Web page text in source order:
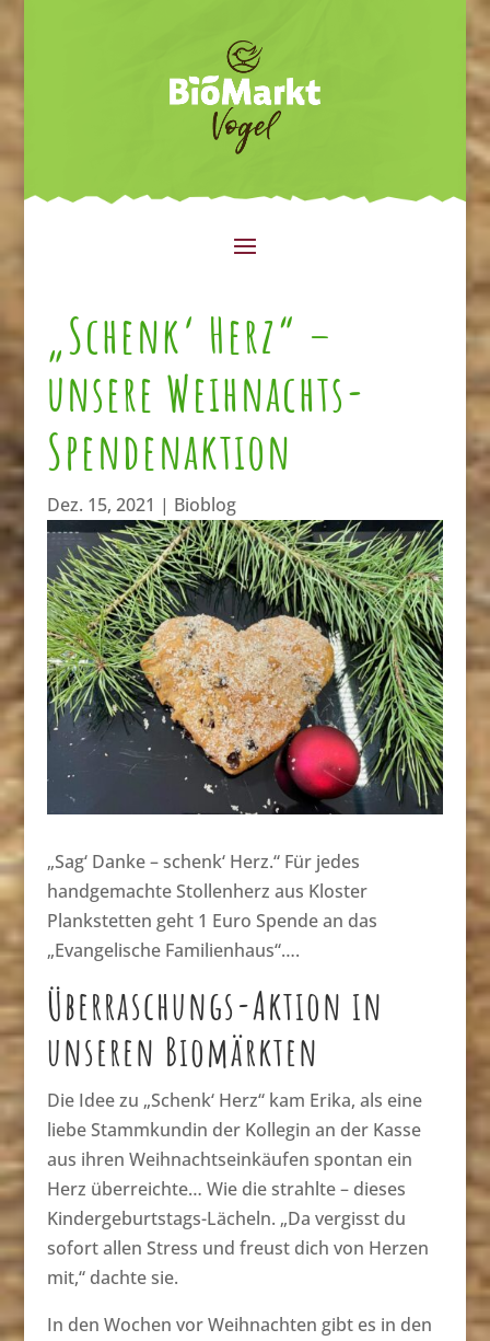
„Schenk‘ Herz“ –
unsere Weihnachts-
Spendenaktion
Dez. 15, 2021 | Bioblog
„Sag‘ Danke – schenk‘ Herz.“ Für jedes
handgemachte Stollenherz aus Kloster
Plankstetten geht 1 Euro Spende an das
„Evangelische Familienhaus“….
Überraschungs-Aktion in
unseren Biomärkten
Die Idee zu „Schenk‘ Herz“ kam Erika, als eine
liebe Stammkundin der Kollegin an der Kasse
aus ihren Weihnachtseinkäufen spontan ein
Herz überreichte… Wie die strahlte – dieses
Kindergeburtstags-Lächeln. „Da vergisst du
sofort allen Stress und freust dich von Herzen
mit,“ dachte sie.
In den Wochen vor Weihnachten gibt es in den